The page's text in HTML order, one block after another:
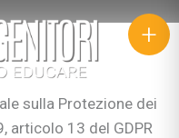
+
sulla Protezione dei
articolo 13 del GDPR